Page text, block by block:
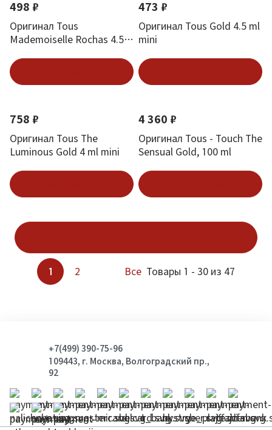
498 ₽
Оригинал Tous
Mademoiselle Rochas 4.5
473 ₽
Оригинал Tous Gold 4.5 ml
mini
758 ₽
Оригинал Tous The
Luminous Gold 4 ml mini
4 360 ₽
Оригинал Tous - Touch The
Sensual Gold, 100 ml
1 2 Все Товары 1 - 30 из 47
+7(499) 390-75-96
109443, г. Москва, Волгоградский пр.,
92